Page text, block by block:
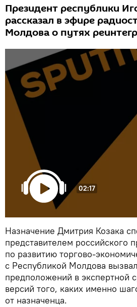
Президент республики
рассказал в эфире
Молдова о путях
02:17
Назначение Дмитрия Козака
представителем российского
по развитию торгово-
с Республикой Молдова
предположений в экспертной
версий того, каких именно
от назначенца.